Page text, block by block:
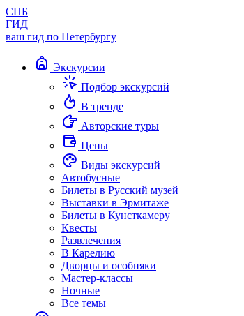
СПБ
ГИД
ваш гид по Петербургу
Экскурсии
Подбор экскурсий
В тренде
Авторские туры
Цены
Виды экскурсий
Автобусные
Билеты в Русский музей
Выставки в Эрмитаже
Билеты в Кунсткамеру
Квесты
Развлечения
В Карелию
Дворцы и особняки
Мастер-классы
Ночные
Все темы